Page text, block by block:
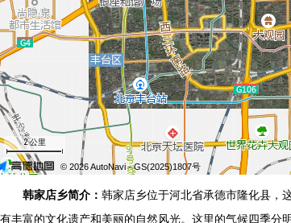
乡
乡
乡
2 公里
© 2026 AutoNavi- GS(2025)1807号
韩家店乡简介： 韩家店乡位于河北省承德市隆化县，
有丰富的文化遗产和美丽的自然风光。这里的气候四季分